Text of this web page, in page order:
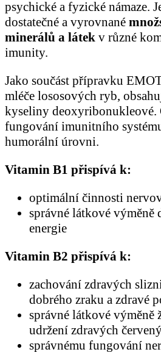
psychické a fyzické námaze.
dostatečné a vyrovnané
minerálů a látek v různé
imunity.
Jako součást přípravku
mléče lososových ryb,
kyseliny deoxyribonukleové.
fungování imunitního
humorální úrovni.
Vitamin B1 přispívá k:
optimální činnosti
správné látkové výměně
energie
Vitamin B2 přispívá k:
zachování zdravých
dobrého zraku a zdravé
správné látkové výměně
udržení zdravých
správnému fungování